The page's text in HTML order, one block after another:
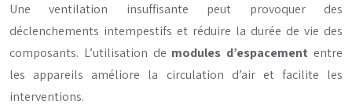
Une ventilation insuffisante peut provoquer des
déclenchements intempestifs et réduire la durée de vie des
composants. L’utilisation de modules d’espacement entre
les appareils améliore la circulation d’air et facilite les
interventions.